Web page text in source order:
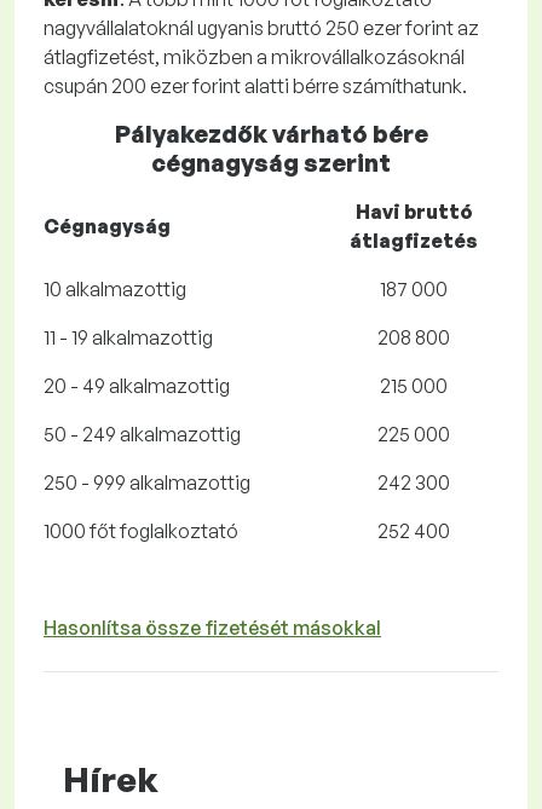
nagyvállalatoknál ugyanis bruttó 250 ezer forint az
átlagfizetést, miközben a mikrovállalkozásoknál
csupán 200 ezer forint alatti bérre számíthatunk.
Pályakezdők várható bére
cégnagyság szerint
Cégnagyság
Havi bruttó
átlagfizetés
10 alkalmazottig
187 000
11 - 19 alkalmazottig
208 800
20 - 49 alkalmazottig
215 000
50 - 249 alkalmazottig
225 000
250 - 999 alkalmazottig
242 300
1000 főt foglalkoztató
252 400
Hasonlítsa össze fizetését másokkal
Hírek